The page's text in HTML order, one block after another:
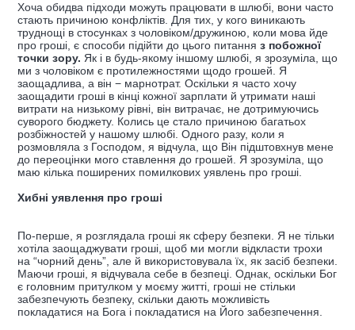
Хоча обидва підходи можуть працювати в шлюбі, вони часто
стають причиною конфліктів. Для тих, у кого виникають
труднощі в стосунках з чоловіком/дружиною, коли мова йде
про гроші, є способи підійти до цього питання з побожної
точки зору. Як і в будь-якому іншому шлюбі, я зрозуміла, що
ми з чоловіком є протилежностями щодо грошей. Я
заощадлива, а він − марнотрат. Оскільки я часто хочу
заощадити гроші в кінці кожної зарплати й утримати наші
витрати на низькому рівні, він витрачає, не дотримуючись
суворого бюджету. Колись це стало причиною багатьох
розбіжностей у нашому шлюбі. Одного разу, коли я
розмовляла з Господом, я відчула, що Він підштовхнув мене
до переоцінки мого ставлення до грошей. Я зрозуміла, що
маю кілька поширених помилкових уявлень про гроші.
Хибні уявлення про гроші
По-перше, я розглядала гроші як сферу безпеки. Я не тільки
хотіла заощаджувати гроші, щоб ми могли відкласти трохи
на “чорний день”, але й використовувала їх, як засіб безпеки.
Маючи гроші, я відчувала себе в безпеці. Однак, оскільки Бог
є головним притулком у моєму житті, гроші не стільки
забезпечують безпеку, скільки дають можливість
покладатися на Бога і покладатися на Його забезпечення.